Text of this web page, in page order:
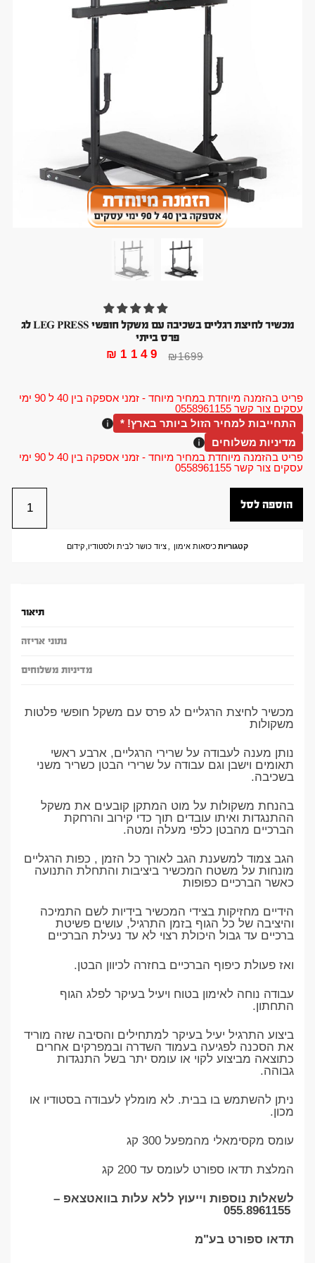
פריט בהזמנה מיוחדת במחיר מיוחד - זמני אספקה בין 40 ל 90 ימי
עסקים צור קשר 0558961155
מכשיר לחיצת רגליים בשכיבה עם משקל חופשי LEG PRESS לג
פרס בייתי
₪1699
₪ 1149
התחייבות למחיר הזול ביותר בארץ! *
מדיניות משלוחים
פריט בהזמנה מיוחדת במחיר מיוחד - זמני אספקה בין 40 ל 90 ימי
עסקים צור קשר 0558961155
הוספה לסל
קטגוריותכיסאות אימון ,ציוד כושר לבית ולסטודיו,קידום
תיאור
נתוני אריזה
מדיניות משלוחים
מכשיר לחיצת הרגליים לג פרס עם משקל חופשי פלטות
משקולות
נותן מענה לעבודה על שרירי הרגליים, ארבע ראשי
תאומים וישבן וגם עבודה על שרירי הבטן כשריר משני
בשכיבה.
בהנחת משקולות על מוט המתקן קובעים את משקל
ההתנגדות ואיתו עובדים תוך כדי קירוב והרחקת
הברכיים מהבטן כלפי מעלה ומטה.
הגב צמוד למשענת הגב לאורך כל הזמן , כפות הרגליים
מונחות על משטח המכשיר ביציבות והתחלת התנועה
כאשר הברכיים כפופות
הידיים מחזיקות בצידי המכשיר בידיות לשם התמיכה
והיציבה של כל הגוף בזמן התרגיל, עושים פשיטת
ברכיים עד גבול היכולת רצוי לא עד נעילת הברכיים
ואז פעולת כיפוף הברכיים בחזרה לכיוון הבטן.
עבודה נוחה לאימון בטוח ויעיל בעיקר לפלג הגוף
התחתון.
ביצוע התרגיל יעיל בעיקר למתחילים והסיבה שזה מוריד
את הסכנה לפגיעה בעמוד השדרה ובמפרקים אחרים
כתוצאה מביצוע לקוי או עומס יתר בשל התנגדות
גבוהה.
ניתן להשתמש בו בבית. לא מומלץ לעבודה בסטודיו או
מכון.
עומס מקסימאלי מהמפעל 300 קג
המלצת תדאו ספורט לעומס עד 200 קג
לשאלות נוספות וייעוץ ללא עלות בוואטצאפ –
055.8961155
תדאו ספורט בע"מ